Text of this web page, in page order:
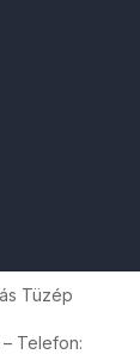
Tüzép
Telefon: